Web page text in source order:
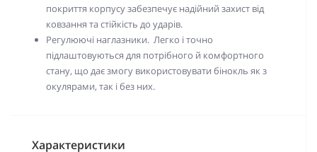
покриття корпусу забезпечує надійний захист від
ковзання тастійкість до ударів.
Регулюючі наглазники. Легко і точно
підлаштовуються для потрібного й комфортного
стану, що дає змогу використовувати бінокль як з
окулярами, так і без них.
Характеристики